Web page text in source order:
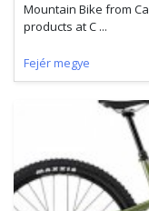
Mountain Bike from
products at C ...
Fejér megye